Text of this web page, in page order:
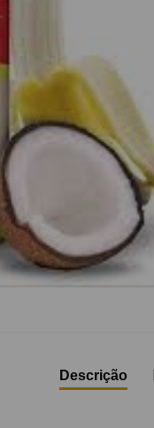
Descrição